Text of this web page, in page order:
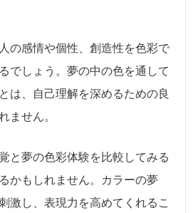
の感情や個性、創造性を色彩で
でしょう。夢の中の色を通して
は、自己理解を深めるための良
ません。
と夢の色彩体験を比較してみる
かもしれません。カラーの夢
激し、表現力を高めてくれるこ